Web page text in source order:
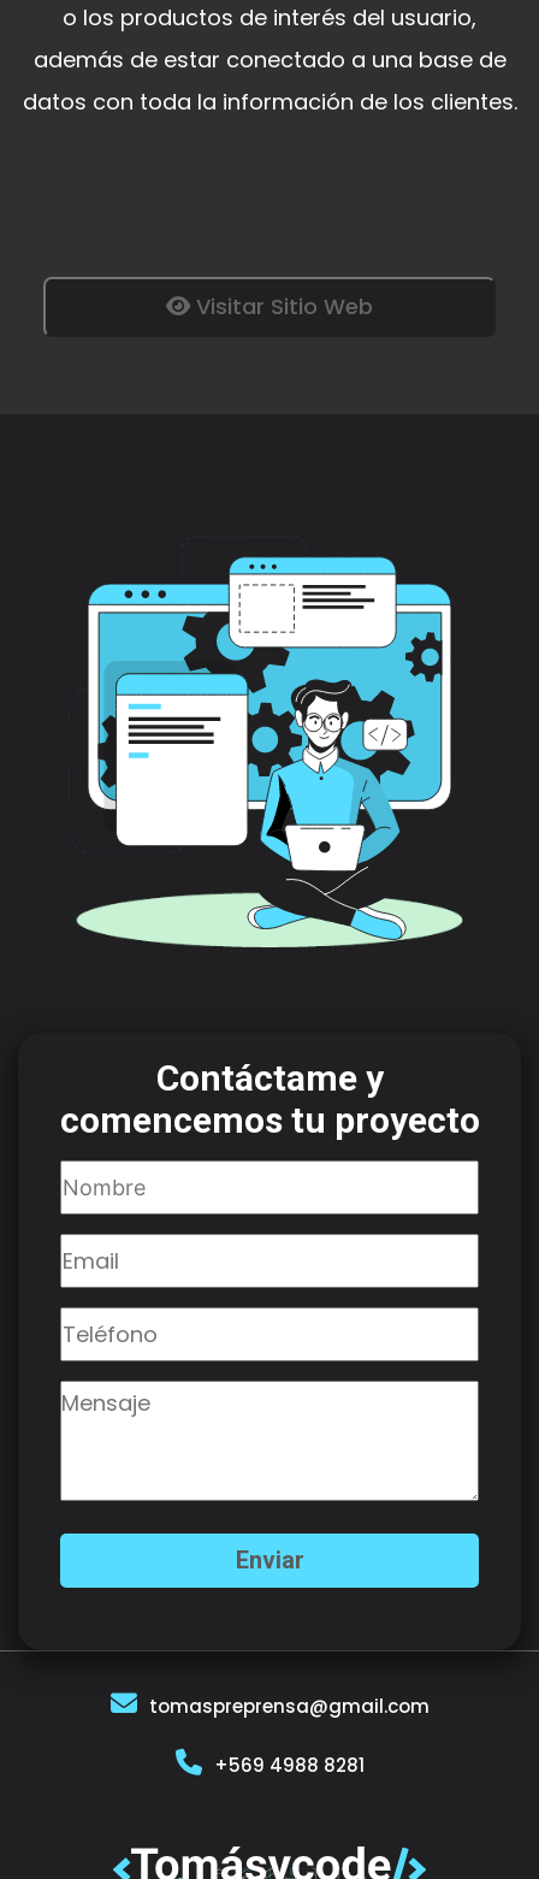
o los productos de interés del usuario,
además de estar conectado a una base de
datos con toda la información de los clientes.
Visitar Sitio Web
Contáctame y
comencemos tu proyecto
tomaspreprensa@gmail.com
+569 4988 8281